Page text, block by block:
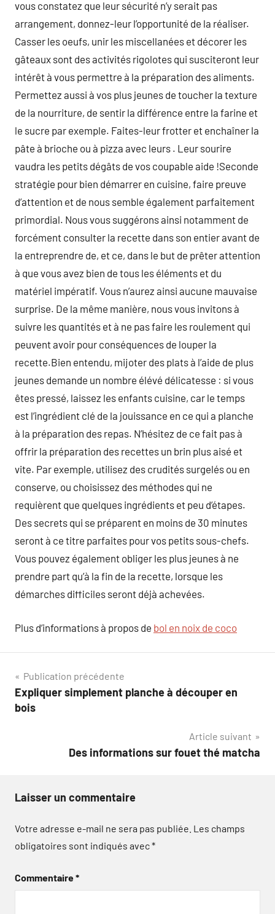
vous constatez que leur sécurité n’y serait pas
arrangement, donnez-leur l’opportunité de la réaliser.
Casser les oeufs, unir les miscellanées et décorer les
gâteaux sont des activités rigolotes qui susciteront leur
intérêt à vous permettre à la préparation des aliments.
Permettez aussi à vos plus jeunes de toucher la texture
de la nourriture, de sentir la différence entre la farine et
le sucre par exemple. Faites-leur frotter et enchaîner la
pâte à brioche ou à pizza avec leurs . Leur sourire
vaudra les petits dégâts de vos coupable aide !Seconde
stratégie pour bien démarrer en cuisine, faire preuve
d’attention et de nous semble également parfaitement
primordial. Nous vous suggérons ainsi notamment de
forcément consulter la recette dans son entier avant de
la entreprendre de, et ce, dans le but de prêter attention
à que vous avez bien de tous les éléments et du
matériel impératif. Vous n’aurez ainsi aucune mauvaise
surprise. De la même manière, nous vous invitons à
suivre les quantités et à ne pas faire les roulement qui
peuvent avoir pour conséquences de louper la
recette.Bien entendu, mijoter des plats à l’aide de plus
jeunes demande un nombre élévé délicatesse : si vous
êtes pressé, laissez les enfants cuisine, car le temps
est l’ingrédient clé de la jouissance en ce qui a planche
à la préparation des repas. N’hésitez de ce fait pas à
offrir la préparation des recettes un brin plus aisé et
vite. Par exemple, utilisez des crudités surgelés ou en
conserve, ou choisissez des méthodes qui ne
requièrent que quelques ingrédients et peu d’étapes.
Des secrets qui se préparent en moins de 30 minutes
seront à ce titre parfaites pour vos petits sous-chefs.
Vous pouvez également obliger les plus jeunes à ne
prendre part qu’à la fin de la recette, lorsque les
démarches difficiles seront déjà achevées.
Plus d’informations à propos de bol en noix de coco
Navigation
de
Publication précédente
Expliquer simplement planche à découper en
bois
Article suivant
Des informations sur fouet thé matcha
Laisser un commentaire
Votre adresse e-mail ne sera pas publiée. Les champs
obligatoires sont indiqués avec*
Commentaire*